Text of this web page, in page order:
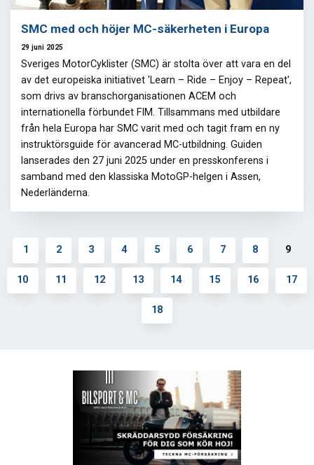
SMC med och höjer MC-säkerheten i Europa
29 juni 2025
Sveriges MotorCyklister (SMC) är stolta över att vara en del
av det europeiska initiativet 'Learn – Ride – Enjoy – Repeat',
som drivs av branschorganisationen ACEM och
internationella förbundet FIM. Tillsammans med utbildare
från hela Europa har SMC varit med och tagit fram en ny
instruktörsguide för avancerad MC-utbildning. Guiden
lanserades den 27 juni 2025 under en presskonferens i
samband med den klassiska MotoGP-helgen i Assen,
Nederländerna.
1 2 3 4 5 6 7 8 9
10 11 12 13 14 15 16 17
18